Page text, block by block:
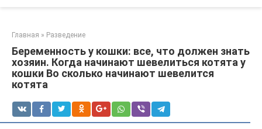
Главная » Разведение
Беременность у кошки: все, что должен знать
хозяин. Когда начинают шевелиться котята у
кошки Во сколько начинают шевелится
котята